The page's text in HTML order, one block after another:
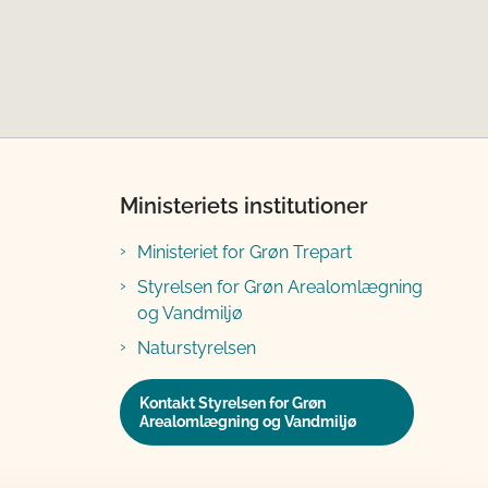
Ministeriets institutioner
Ministeriet for Grøn Trepart
Styrelsen for Grøn Arealomlægning
og Vandmiljø
Naturstyrelsen
Kontakt Styrelsen for Grøn
Arealomlægning og Vandmiljø